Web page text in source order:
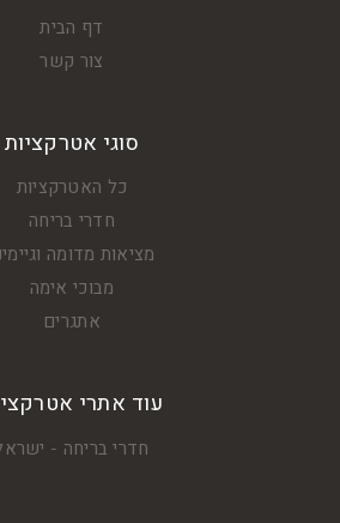
דף הבית
צור קשר
סוגי אטרקציות
כל האטרקציות
חדרי בריחה
מציאות מדומה
מבוכי אימה
אתגרים
עוד אתרי
חדרי בריחה -